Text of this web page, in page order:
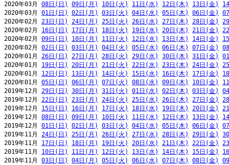
2020年03月 08日(日) 09日(月) 10日(火) 11日(水) 12日(木) 13日(金)
2020年03月 01日(日) 02日(月) 03日(火) 04日(水) 05日(木) 06日(金)
2020年02月 23日(日) 24日(月) 25日(火) 26日(水) 27日(木) 28日(金)
2020年02月 16日(日) 17日(月) 18日(火) 19日(水) 20日(木) 21日(金)
2020年02月 09日(日) 10日(月) 11日(火) 12日(水) 13日(木) 14日(金)
2020年02月 02日(日) 03日(月) 04日(火) 05日(水) 06日(木) 07日(金)
2020年01月 26日(日) 27日(月) 28日(火) 29日(水) 30日(木) 31日(金)
2020年01月 19日(日) 20日(月) 21日(火) 22日(水) 23日(木) 24日(金)
2020年01月 12日(日) 13日(月) 14日(火) 15日(水) 16日(木) 17日(金)
2020年01月 05日(日) 06日(月) 07日(火) 08日(水) 09日(木) 10日(金)
2019年12月 29日(日) 30日(月) 31日(火) 01日(水) 02日(木) 03日(金)
2019年12月 22日(日) 23日(月) 24日(火) 25日(水) 26日(木) 27日(金)
2019年12月 15日(日) 16日(月) 17日(火) 18日(水) 19日(木) 20日(金)
2019年12月 08日(日) 09日(月) 10日(火) 11日(水) 12日(木) 13日(金)
2019年12月 01日(日) 02日(月) 03日(火) 04日(水) 05日(木) 06日(金)
2019年11月 24日(日) 25日(月) 26日(火) 27日(水) 28日(木) 29日(金)
2019年11月 17日(日) 18日(月) 19日(火) 20日(水) 21日(木) 22日(金)
2019年11月 10日(日) 11日(月) 12日(火) 13日(水) 14日(木) 15日(金)
2019年11月 03日(日) 04日(月) 05日(火) 06日(水) 07日(木) 08日(金)